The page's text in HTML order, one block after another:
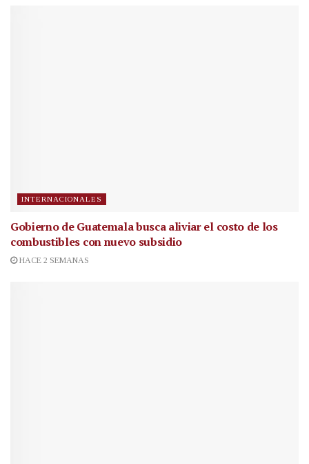
INTERNACIONALES
Gobierno de Guatemala busca aliviar el costo de los
combustibles con nuevo subsidio
HACE 2 SEMANAS